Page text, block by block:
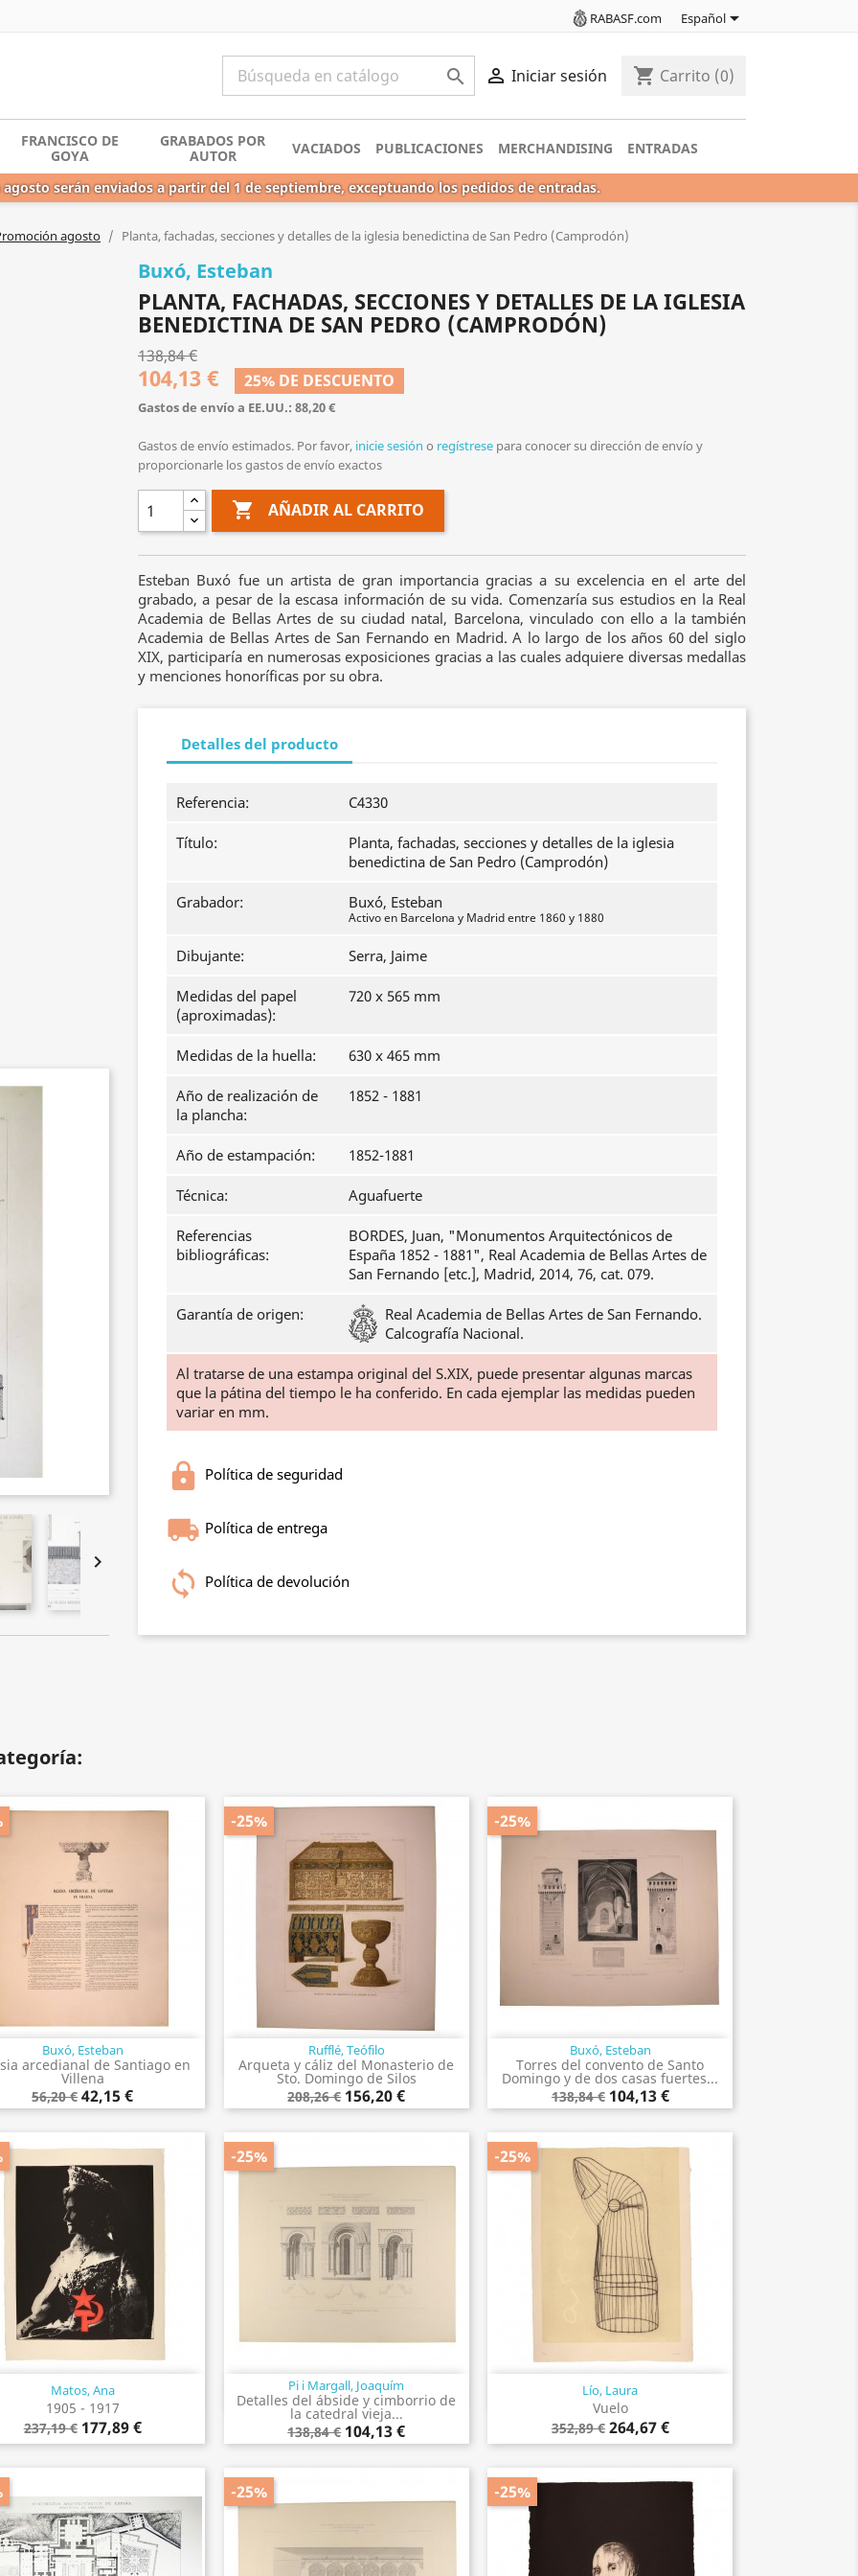
RABASF.com Español
  Iniciar sesión shopping_cart Carrito (0)
FRANCISCO DE
GOYA
GRABADOS POR
AUTOR
VACIADOS PUBLICACIONES MERCHANDISING ENTRADAS
serán enviados a partir del 1 de septiembre, exceptuando los pedidos de entradas.
agosto Planta, fachadas, secciones y detalles de la iglesia benedictina de San Pedro (Camprodón)

Buxó, Esteban
PLANTA, FACHADAS, SECCIONES Y DETALLES DE LA IGLESIA
BENEDICTINA DE SAN PEDRO (CAMPRODÓN)
138,84 €
104,13 € 25% DE DESCUENTO
Gastos de envío a EE.UU.: 88,20 €
Gastos de envío estimados. Por favor, inicie sesión o regístrese para conocer su dirección de envío y
proporcionarle los gastos de envío exactos
 AÑADIR AL CARRITO
Esteban Buxó fue un artista de gran importancia gracias a su excelencia en el arte del
grabado, a pesar de la escasa información de su vida. Comenzaría sus estudios en la Real
Academia de Bellas Artes de su ciudad natal, Barcelona, vinculado con ello a la también
Academia de Bellas Artes de San Fernando en Madrid. A lo largo de los años 60 del siglo
XIX, participaría en numerosas exposiciones gracias a las cuales adquiere diversas medallas
y menciones honoríficas por su obra.
Detalles del producto
Referencia: C4330
Título:
Planta, fachadas, secciones y detalles de la iglesia
benedictina de San Pedro (Camprodón)
Grabador: Buxó, Esteban
Activo en Barcelona y Madrid entre 1860 y 1880
Dibujante: Serra, Jaime
Medidas del papel
(aproximadas):
720 x 565 mm
Medidas de la huella: 630 x 465 mm
Año de realización de
la plancha:
1852 - 1881
Año de estampación: 1852-1881
Técnica: Aguafuerte
Referencias
bibliográficas:
BORDES, Juan, "Monumentos Arquitectónicos de
España 1852 - 1881", Real Academia de Bellas Artes de
San Fernando [etc.], Madrid, 2014, 76, cat. 079.
Garantía de origen:
Real Academia de Bellas Artes de San Fernando.
Calcografía Nacional.
Al tratarse de una estampa original del S.XIX, puede presentar algunas marcas
que la pátina del tiempo le ha conferido. En cada ejemplar las medidas pueden
variar en mm.
Política de seguridad
Política de entrega
Política de devolución
Buxó, Esteban
arcedianal de Santiago en
Villena
56,20 € 42,15 €
Vista rápida Rufflé, Teófilo
Arqueta y cáliz del Monasterio de
Sto. Domingo de Silos
208,26 € 156,20 €
-25%
Vista rápida Buxó, Esteban
Torres del convento de Santo
Domingo y de dos casas fuertes...
138,84 € 104,13 €
-25%
Vista rápida
Matos, Ana
1905 - 1917
237,19 € 177,89 €
Vista rápida Pi i Margall, Joaquím
Detalles del ábside y cimborrio de
la catedral vieja...
138,84 € 104,13 €
-25%
Vista rápida Lío, Laura
Vuelo
352,89 € 264,67 €
-25%
Vista rápida
-25% -25%